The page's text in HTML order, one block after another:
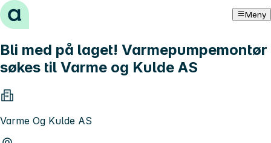
Hopp til innhold Meny
Bli med på laget! Varmepumpemontør
søkes til Varme og Kulde AS
Varme Og Kulde AS